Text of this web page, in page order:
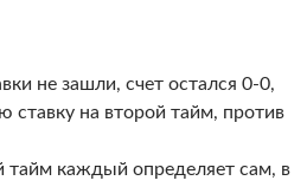
не зашли, счет остался 0-0,
на второй тайм, против
тайм каждый определяет сам, в